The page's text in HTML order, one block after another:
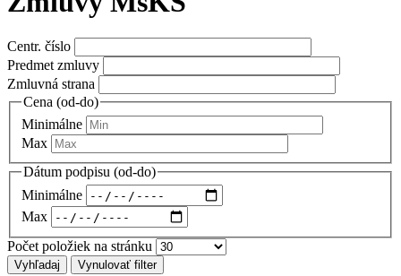
Centr. číslo
Predmet zmluvy
Zmluvná strana
Cena (od-do)
Minimálne
Max
Dátum podpisu (od-do)
Minimálne
Max
Počet položiek na stránku